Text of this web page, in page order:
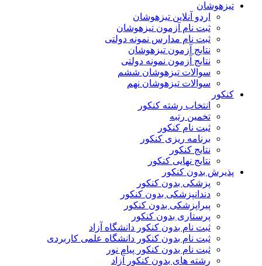
تیزهوشان
اردو آنلاین تیزهوشان
ثبت نام آزمون تیزهوشان
ثبت نام مدارس نمونه دولتی
نتایج آزمون تیزهوشان
نتایج آزمون نمونه دولتی
سوالات تیزهوشان ششم
سوالات تیزهوشان نهم
کنکور
انتخاب رشته کنکور
تخمین رتبه
ثبت نام کنکور
برنامه ریزی کنکور
نتایج کنکور
نتایج نهایی کنکور
پذیرش بدون کنکور
پزشکی بدون کنکور
دندانپزشکی بدون کنکور
پیراپزشکی بدون کنکور
پرستاری بدون کنکور
ثبت نام بدون کنکور دانشگاه آزاد
ثبت نام بدون کنکور دانشگاه علمی کاربردی
ثبت نام بدون کنکور پیام نور
رشته های بدون کنکور آزاد